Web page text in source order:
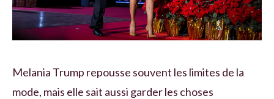
Melania Trump repousse souvent les limites de la
mode, mais elle sait aussi garder les choses